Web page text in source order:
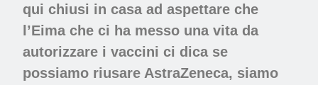
qui chiusi in casa ad aspettare che
l’Eima che ci ha messo una vita da
autorizzare i vaccini ci dica se
possiamo riusare AstraZeneca, siamo